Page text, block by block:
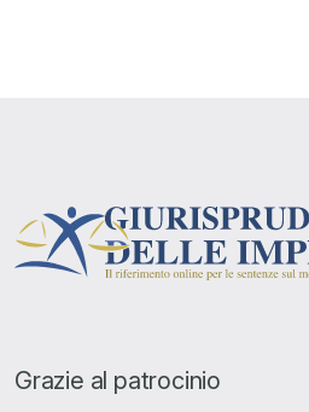
Grazie al patrocinio